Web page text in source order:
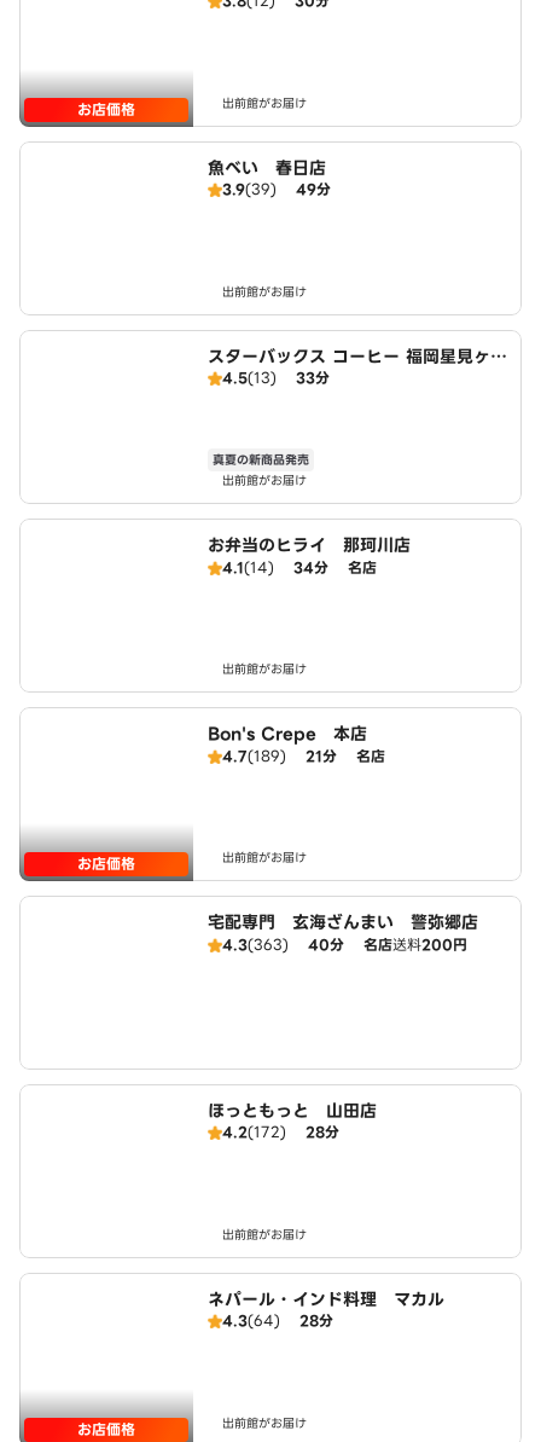
お店価格 出前館がお届け
魚べい 春日店
3.9(39) 49分
出前館がお届け
スターバックス コーヒー 福岡星見ヶ丘
店4.5(13) 33分
真夏の新商品発売
出前館がお届け
お弁当のヒライ 那珂川店
4.1(14) 34分 名店
出前館がお届け
お店価格
Bon's Crepe 本店
4.7(189) 21分 名店
出前館がお届け
宅配専門 玄海ざんまい 警弥郷店
4.3(363) 40分 名店送料200円
ほっともっと 山田店
4.2(172) 28分
出前館がお届け
お店価格
ネパール・インド料理 マカル
4.3(64) 28分
出前館がお届け